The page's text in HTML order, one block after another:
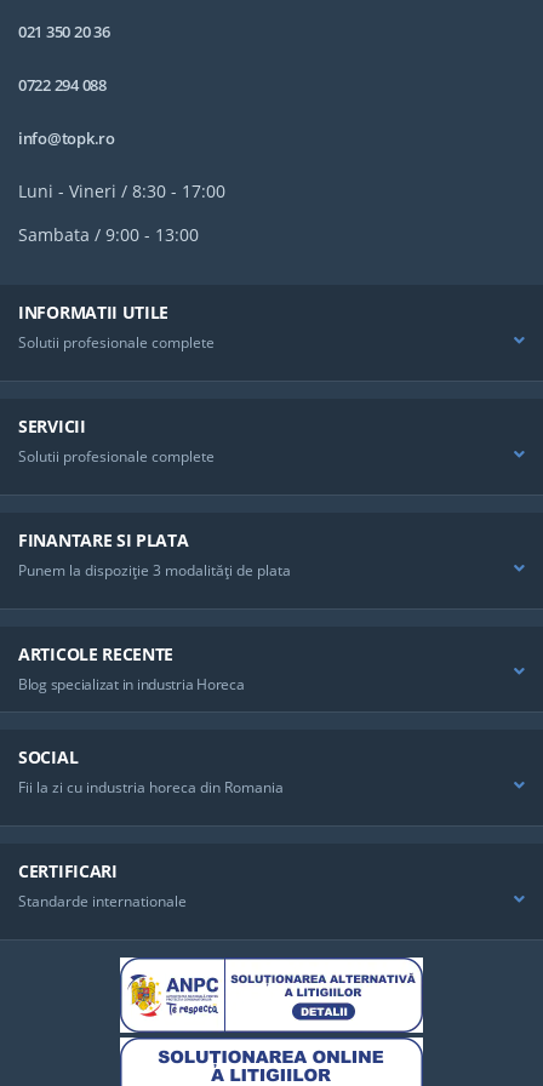
Toate partile care vin in contact cu amestecul sau gelatoul sunt din otel
pentru curatare
Tensiune de alimentare: 220V/50 Hz
021 350 20 36
0722 294 088
info@topk.ro
Luni - Vineri / 8:30 - 17:00
Sambata / 9:00 - 13:00
INFORMATII UTILE
Solutii profesionale complete
SERVICII
Solutii profesionale complete
FINANTARE SI PLATA
Punem la dispoziţie 3 modalităţi de plata
ARTICOLE RECENTE
Blog specializat in industria Horeca
SOCIAL
Fii la zi cu industria horeca din Romania
CERTIFICARI
Standarde internationale